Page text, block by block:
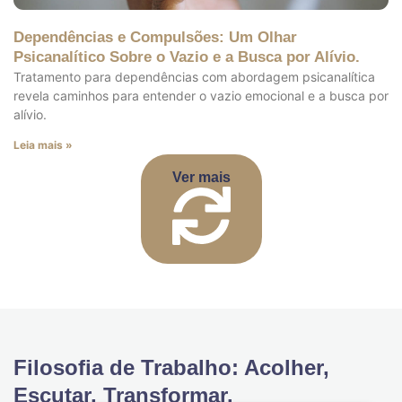
Dependências e Compulsões: Um Olhar
Psicanalítico Sobre o Vazio e a Busca por Alívio.
Tratamento para dependências com abordagem psicanalítica
revela caminhos para entender o vazio emocional e a busca por
alívio.
Leia mais »
Ver mais
Filosofia de Trabalho: Acolher,
Escutar, Transformar.